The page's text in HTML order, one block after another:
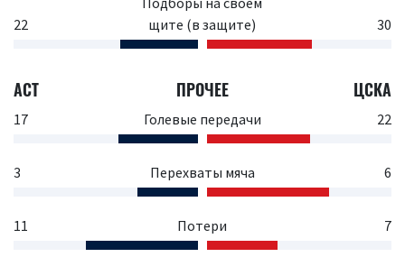
22
щите (в защите)
30
АСТ ПРОЧЕЕ ЦСКА
17 Голевые передачи 22
3 Перехваты мяча 6
11 Потери 7